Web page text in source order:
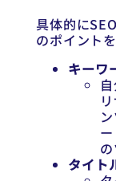
具体的に
のポイント
キーワ
タイト